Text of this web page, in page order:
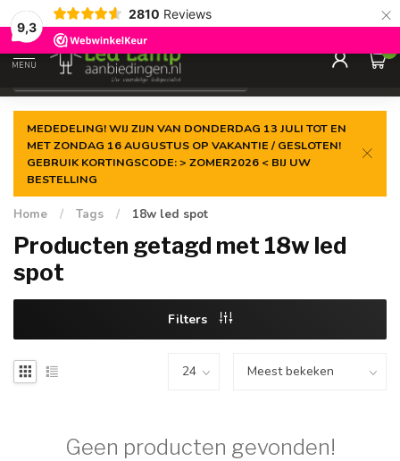
9,3
2810 Reviews ×
Gegarandeerde delaagste prijs
MENU
0
MEDEDELING! WIJ ZIJN VAN DONDERDAG 13 JULI TOT EN
MET ZONDAG 16 AUGUSTUS OP VAKANTIE / GESLOTEN!
GEBRUIK KORTINGSCODE: > ZOMER2026 < BIJ UW
BESTELLING
Home / Tags / 18w led spot
Producten getagd met 18w led
spot
Filters
Geen producten gevonden!